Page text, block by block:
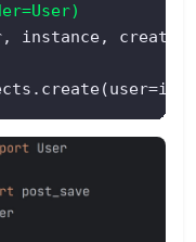
)
instance,